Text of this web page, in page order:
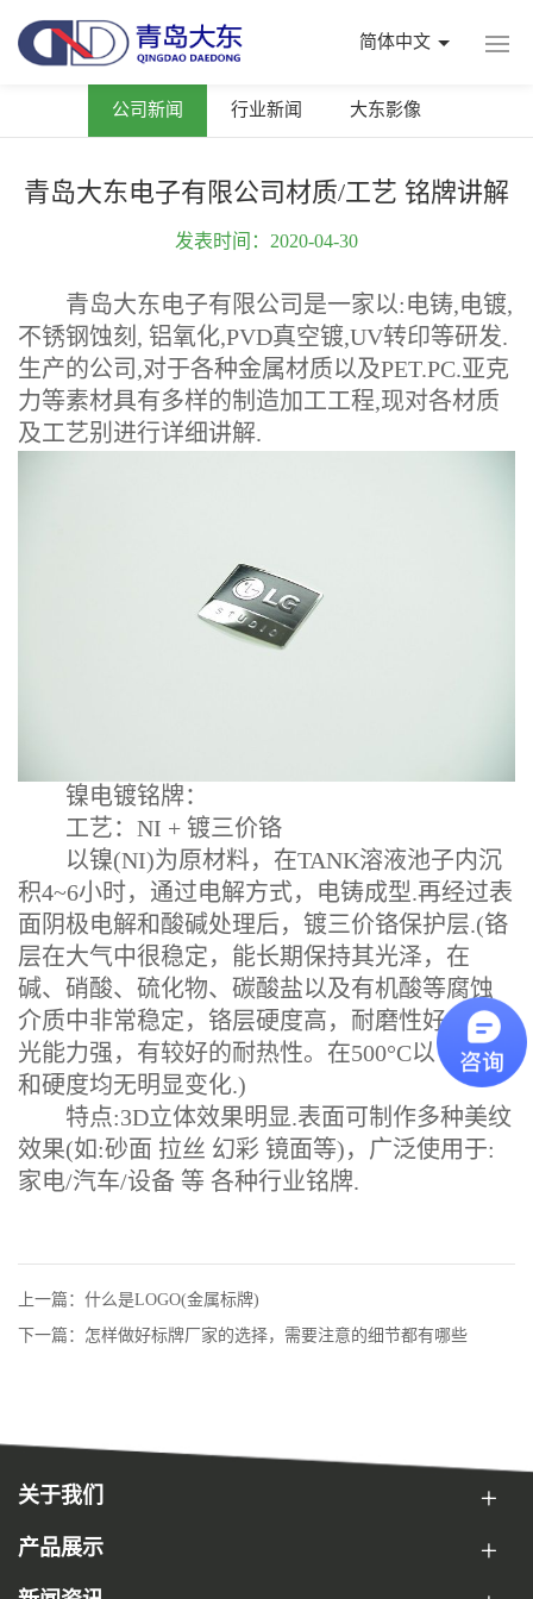
简体中文
公司新闻 行业新闻 大东影像
青岛大东电子有限公司材质/工艺 铭牌讲解
发表时间：2020-04-30
青岛大东电子有限公司是一家以:电铸,电镀,
不锈钢蚀刻, 铝氧化,PVD真空镀,UV转印等研发.
生产的公司,对于各种金属材质以及PET.PC.亚克
力等素材具有多样的制造加工工程,现对各材质
及工艺别进行详细讲解.
镍电镀铭牌：
工艺：NI + 镀三价铬
以镍(NI)为原材料，在TANK溶液池子内沉
积4~6小时，通过电解方式，电铸成型.再经过表
面阴极电解和酸碱处理后，镀三价铬保护层.(铬
层在大气中很稳定，能长期保持其光泽，在
碱、硝酸、硫化物、碳酸盐以及有机酸等腐蚀
介质中非常稳定，铬层硬度高，耐磨性好，反
光能力强，有较好的耐热性。在500°C以下光泽
和硬度均无明显变化.)
特点:3D立体效果明显.表面可制作多种美纹
效果(如:砂面 拉丝 幻彩 镜面等)，广泛使用于:
家电/汽车/设备 等 各种行业铭牌.
上一篇：什么是LOGO(金属标牌)
下一篇：怎样做好标牌厂家的选择，需要注意的细节都有哪些
关于我们
产品展示